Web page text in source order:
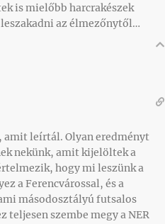
is mielőbb harcrakészek
az élmezőnytől…
amit leírtál. Olyan eredményt
nekünk, amit kijelöltek a
hogy mi leszünk a
a Ferencvárossal, és a
másodosztályú futsalos
teljesen szembe megy a NER